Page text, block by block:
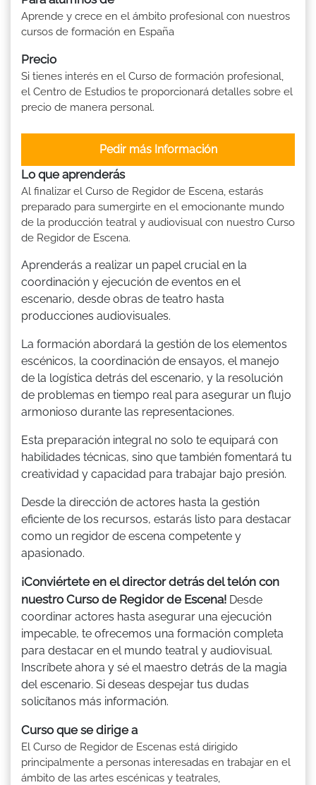
Aprende y crece en el ámbito profesional con nuestros
cursos de formación en España
Precio
Si tienes interés en el Curso de formación profesional,
el Centro de Estudios te proporcionará detalles sobre el
precio de manera personal.
Pedir más Información
Lo que aprenderás
Al finalizar el Curso de Regidor de Escena, estarás
preparado para sumergirte en el emocionante mundo
de la producción teatral y audiovisual con nuestro Curso
de Regidor de Escena.
Aprenderás a realizar un papel crucial en la
coordinación y ejecución de eventos en el
escenario, desde obras de teatro hasta
producciones audiovisuales.
La formación abordará la gestión de los elementos
escénicos, la coordinación de ensayos, el manejo
de la logística detrás del escenario, y la resolución
de problemas en tiempo real para asegurar un flujo
armonioso durante las representaciones.
Esta preparación integral no solo te equipará con
habilidades técnicas, sino que también fomentará tu
creatividad y capacidad para trabajar bajo presión.
Desde la dirección de actores hasta la gestión
eficiente de los recursos, estarás listo para destacar
como un regidor de escena competente y
apasionado.
¡Conviértete en el director detrás del telón con
nuestro Curso de Regidor de Escena! Desde
coordinar actores hasta asegurar una ejecución
impecable, te ofrecemos una formación completa
para destacar en el mundo teatral y audiovisual.
Inscríbete ahora y sé el maestro detrás de la magia
del escenario. Si deseas despejar tus dudas
solicítanos más información.
Curso que se dirige a
El Curso de Regidor de Escenas está dirigido
principalmente a personas interesadas en trabajar en el
ámbito de las artes escénicas y teatrales,